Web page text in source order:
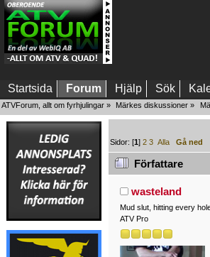
Startsida Forum Hjälp Sök
ATVForum, allt om fyrhjulingar » Märkes diskussioner »
Sidor: [1]2 3 Alla Gå ned
Författare
wasteland
Mud slut, hitting every
ATV Pro